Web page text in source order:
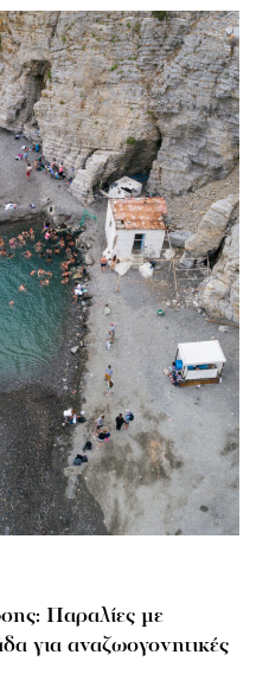
Παραλίες με
για αναζωογονητικές